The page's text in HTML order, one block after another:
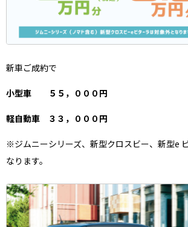
新車ご成約で
小型車 ５５，０００円
軽自動車 ３３，０００円
※ジムニーシリーズ、新型クロスビー、新型e
なります。